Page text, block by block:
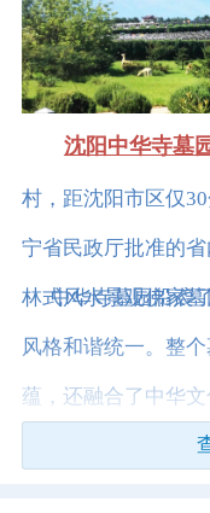
沈阳中华寺墓
村，距沈阳市区仅
宁省民政厅批准的
林式风水景观佛家
中华寺墓园沿袭了
风格和谐统一。整
蕴，还融合了中华
的理想安息之地。